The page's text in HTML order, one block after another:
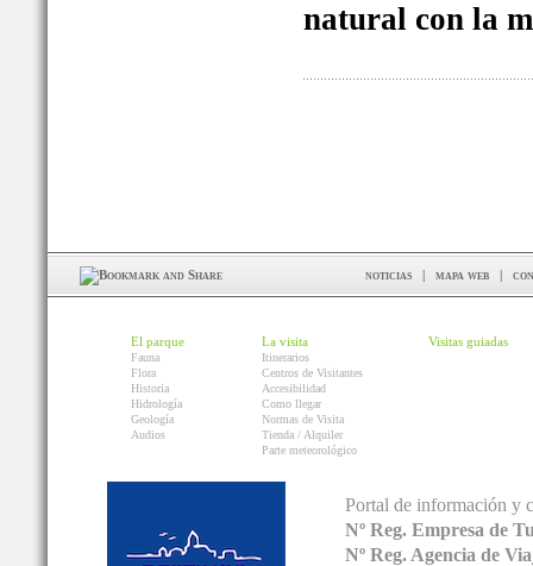
natural con la
noticias mapa web
El parque
Fauna
Flora
Historia
Hidrología
Geología
Audios
La visita
Itinerarios
Centros de Visitantes
Accesibilidad
Como llegar
Normas de Visita
Tienda / Alquiler
Parte meteorológico
Visitas guiadas
Portal de información y
Nº Reg. Empresa de
Nº Reg. Agencia de